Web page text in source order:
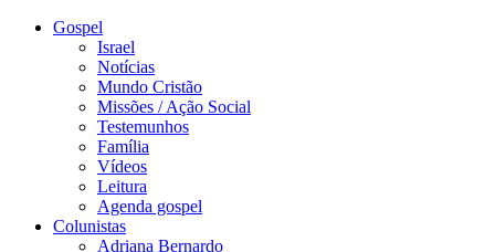
Gospel
Israel
Notícias
Mundo Cristão
Missões / Ação Social
Testemunhos
Família
Vídeos
Leitura
Agenda gospel
Colunistas
Adriana Bernardo